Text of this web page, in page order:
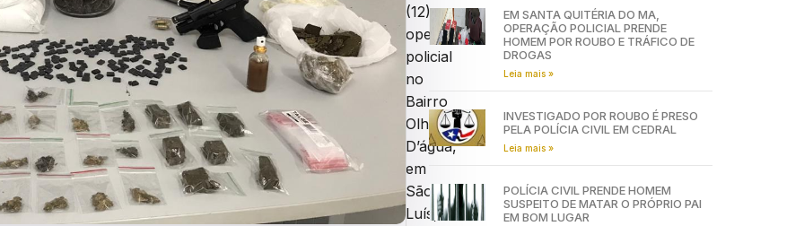
(12)
operação
policial
no
Bairro
Olho
D’água,
em
São
Luís,
EM SANTA QUITÉRIA DO MA,
OPERAÇÃO POLICIAL PRENDE
HOMEM POR ROUBO E TRÁFICO DE
DROGAS
Leia mais »
INVESTIGADO POR ROUBO É PRESO
PELA POLÍCIA CIVIL EM CEDRAL
Leia mais »
POLÍCIA CIVIL PRENDE HOMEM
SUSPEITO DE MATAR O PRÓPRIO PAI
EM BOM LUGAR